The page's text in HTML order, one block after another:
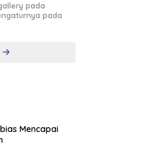
pada
pada
Mencapai